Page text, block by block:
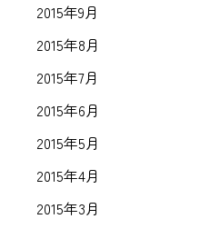
2015年9月
2015年8月
2015年7月
2015年6月
2015年5月
2015年4月
2015年3月